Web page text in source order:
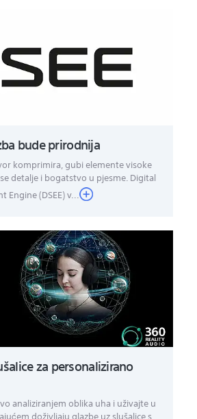
bude prirodnija
komprimira, gubi elemente visoke
detalje i bogatstvo u pjesme. Digital
Engine (DSEE) v...
za personalizirano
analiziranjem oblika uha i uživajte u